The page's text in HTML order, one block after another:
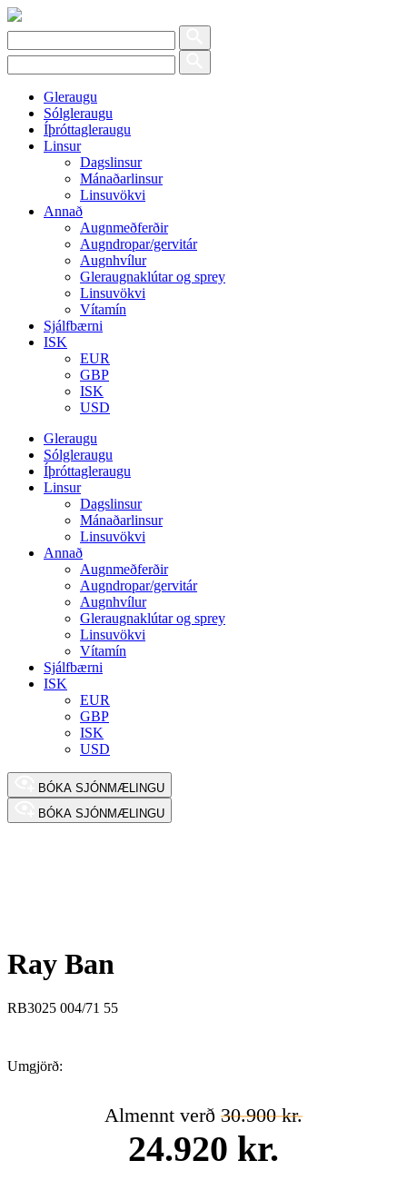
Gleraugu
Sólgleraugu
Íþróttagleraugu
Linsur
Dagslinsur
Mánaðarlinsur
Linsuvökvi
Annað
Augnmeðferðir
Augndropar/gervitár
Augnhvílur
Gleraugnaklútar og sprey
Linsuvökvi
Vítamín
Sjálfbærni
ISK
EUR
GBP
ISK
USD
Gleraugu
Sólgleraugu
Íþróttagleraugu
Linsur
Dagslinsur
Mánaðarlinsur
Linsuvökvi
Annað
Augnmeðferðir
Augndropar/gervitár
Augnhvílur
Gleraugnaklútar og sprey
Linsuvökvi
Vítamín
Sjálfbærni
ISK
EUR
GBP
ISK
USD
BÓKA SJÓNMÆLINGU
BÓKA SJÓNMÆLINGU
Ray Ban
RB3025 004/71 55
Umgjörð:
Almennt verð 30.900 kr.
24.920 kr.